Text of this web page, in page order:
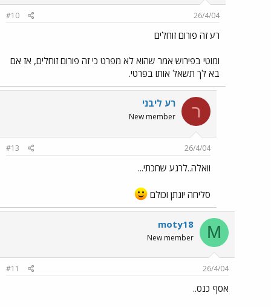
26/4/04
#10
רע זה פורום זוחלים
ומוטי בפירוש אמר שהוא לא מפרט כי זה פורום זוחלים, אז אם
בא לך תשאל אותו בפרטי.
ר רע ליבני
New member
26/4/04
#13
וואלה..לרגע שחכתי...
סליחה יונתן וכולם
M
moty18
New member
26/4/04
#11
אסף כנס..